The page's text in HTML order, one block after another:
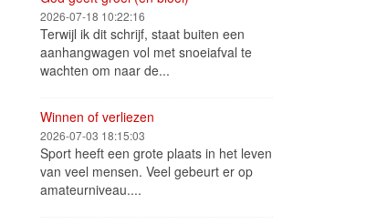
2026-07-18 10:22:16
Terwijl ik dit schrijf, staat buiten een
aanhangwagen vol met snoeiafval te
wachten om naar de...
Winnen of verliezen
2026-07-03 18:15:03
Sport heeft een grote plaats in het leven
van veel mensen. Veel gebeurt er op
amateurniveau....